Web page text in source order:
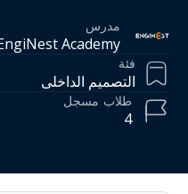
مدرس
Academy
فئة
التصميم الداخلى
4
طلاب مسجل